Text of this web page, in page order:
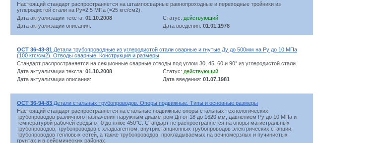
Настоящий стандарт распространяется на штампосварные равнопроходные и переходные тройники из
углеродистой стали на Ру=2,5 МПа (=25 кгс/см2).
Дата актуализации текста: 01.10.2008 Статус: действующий
Дата актуализации описания:
Дата введения: 01.01.1978
ОСТ 36-43-81 Детали трубопроводные из углеродистой стали сварные и гнутые Ду до 500мм на Ру до 10 МПа
(100 кгс/см2). Отводы сварные. Конструкция и размеры
Стандарт распространяется на секционные сварные отводы под углом 30, 45, 60 и 90° из углеродистой стали.
Дата актуализации текста: 01.10.2008 Статус: действующий
Дата актуализации описания:
Дата введения: 01.07.1981
ОСТ 36-94-83 Детали стальных трубопроводов. Опоры подвижные. Типы и основные размеры
Настоящий стандарт распространяется на стальные подвижные опоры стальных технологических
трубопроводов различного назначения наружным диаметром Дн от 18 до 1620 мм, давлением Ру до 10 МПа и
температурой рабочей среды от 0 до плюс 450°С. Стандарт не распространяется на опоры магистральных
трубопроводов, трубопроводов с хладоагентом, внутристанционных трубопроводов электрических станции,
трубопроводов тепловых сетей, а также трубопроводов, прокладываемых на вечномерзлых и пучинистых
грунтах и в сейсмических районах.